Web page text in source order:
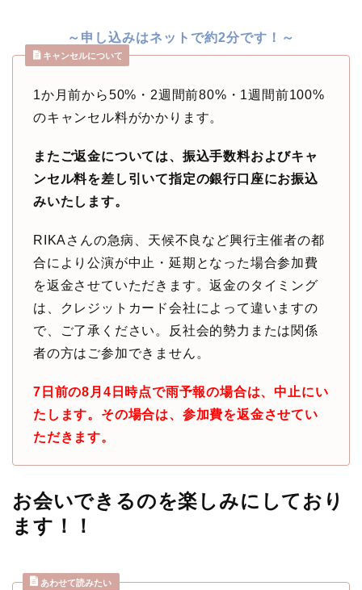
～申し込みはネットで約2分です！～
キャンセルについて
1か月前から50%・2週間前80%・1週間前100%
のキャンセル料がかかります。
またご返金については、振込手数料およびキャ
ンセル料を差し引いて指定の銀行口座にお振込
みいたします。
RIKAさんの急病、天候不良など興行主催者の都
合により公演が中止・延期となった場合参加費
を返金させていただきます。返金のタイミング
は、クレジットカード会社によって違いますの
で、ご了承ください。反社会的勢力または関係
者の方はご参加できません。
7日前の8月4日時点で雨予報の場合は、中止にい
たします。その場合は、参加費を返金させてい
ただきます。
お会いできるのを楽しみにしており
ます！！